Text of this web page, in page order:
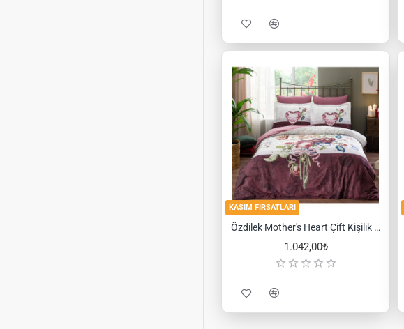
KASIM FIRSATLARI
Özdilek Mother's Heart Çift Kişilik Nevresim Takımı
1.042,00₺